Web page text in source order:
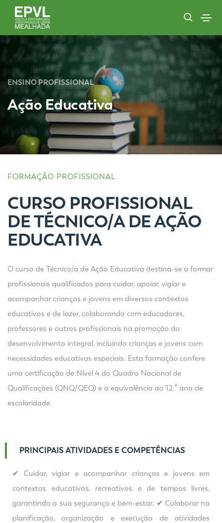
ENSINO PROFISSIONAL
Ação Educativa
FORMAÇÃO PROFISSIONAL
CURSO PROFISSIONAL
DE TÉCNICO/A DE AÇÃO
EDUCATIVA
O curso de Técnico/a de Ação Educativa destina-se a formar
profissionais qualificados para cuidar, apoiar, vigiar e
acompanhar crianças e jovens em diversos contextos
educativos e de lazer, colaborando com educadores,
professores e outros profissionais na promoção do
desenvolvimento integral, incluindo crianças e jovens com
necessidades educativas especiais. Esta formação confere
uma certificação de Nível 4 do Quadro Nacional de
Qualificações (QNQ/QEQ) e a equivalência ao 12.º ano de
escolaridade.
PRINCIPAIS ATIVIDADES E COMPETÊNCIAS
✔ Cuidar, vigiar e acompanhar crianças e jovens em
contextos educativos, recreativos e de tempos livres,
garantindo a sua segurança e bem-estar. ✔ Colaborar na
planificação, organização e execução de atividades